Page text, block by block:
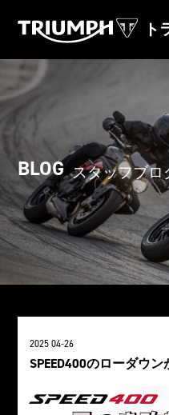
ト
BLOG スタッフブロ
2025 04-26
SPEED400のローダウン